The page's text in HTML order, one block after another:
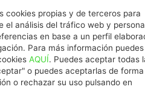
de lucro,
de Fundaciones
cookies propias y de terceros para
el análisis del tráfico web y
en base a un perfil
Para más información puedes
AQUÍ. Puedes aceptar todas
o puedes aceptarlas de forma
o rechazar su uso pulsando en